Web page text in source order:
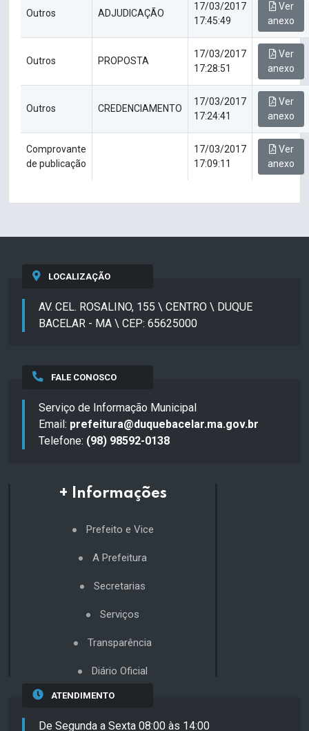
Outros ADJUDICAÇÃO
17/03/2017
17:45:49
Ver
anexo
Outros PROPOSTA
17/03/2017
17:28:51
Ver
anexo
Outros CREDENCIAMENTO
17/03/2017
17:24:41
Ver
anexo
Comprovante
de publicação
17/03/2017
17:09:11
Ver
anexo
LOCALIZAÇÃO
AV. CEL. ROSALINO, 155 \ CENTRO \ DUQUE
BACELAR - MA \ CEP: 65625000
FALE CONOSCO
Serviço de Informação Municipal
Email: prefeitura@duquebacelar.ma.gov.br
Telefone: (98) 98592-0138
+ Informações
Prefeito e Vice
A Prefeitura
Secretarias
Serviços
Transparência
Diário Oficial
ATENDIMENTO
De Segunda a Sexta 08:00 às 14:00